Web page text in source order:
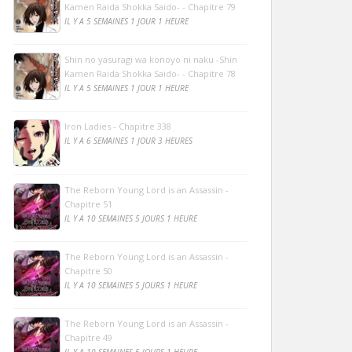
Kamen Raida Shokka Saido- - Chapitre 79
IL Y A 5 SEMAINES 1 JOUR 1 HEURE
Shin no yasuragi wa konoyo ni naku -Shin
Kamen Raida Shokka Saido- - Chapitre 78
IL Y A 5 SEMAINES 1 JOUR 1 HEURE
Iron Ladies - Chapitre 338
IL Y A 6 SEMAINES 1 JOUR 3 HEURES
The Reborn Young Lord is an Assassin -
Chapitre 51
IL Y A 10 SEMAINES 5 JOURS 1 HEURE
The Reborn Young Lord is an Assassin -
Chapitre 50
IL Y A 10 SEMAINES 5 JOURS 1 HEURE
The Reborn Young Lord is an Assassin -
Chapitre 49